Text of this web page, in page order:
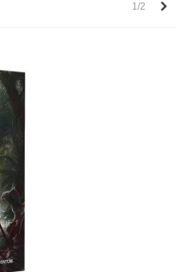
1/2